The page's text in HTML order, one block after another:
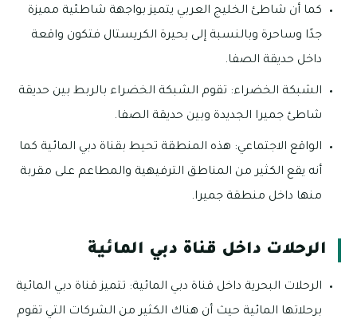
كما أن شاطئ الخليج العربي يتميز بواجهة شاطئية مميزة
جدًا وساحرة وبالنسبة إلى بحيرة الكريستال فتكون واقعة
داخل حديقة الصفا.
الشبكة الخضراء: تقوم الشبكة الخضراء بالربط بين حديقة
شاطئ جميرا الجديدة وبين حديقة الصفا.
الواقع الاجتماعي: هذه المنطقة تحيط بقناة دبي المائية كما
أنه يقع الكثير من المناطق الترفيهية والمطاعم على مقربة
منها داخل منطقة جميرا.
الرحلات داخل قناة دبي المائية
الرحلات البحرية داخل قناة دبي المائية: تتميز قناة دبي المائية
برحلاتها المائية حيث أن هناك الكثير من الشركات التي تقوم